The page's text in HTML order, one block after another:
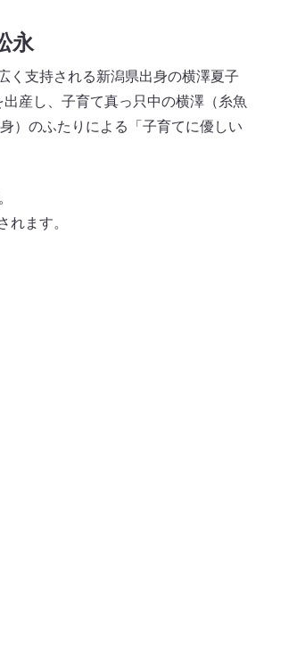
永
く支持される新潟県出身の横澤夏子
産し、子育て真っ只中の横澤（糸魚
）のふたりによる「子育てに優しい
れます。